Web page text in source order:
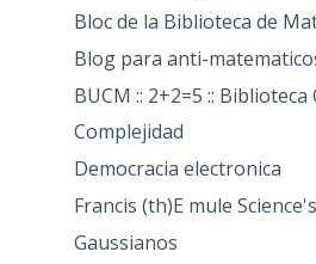
Bloc de la Biblioteca de
Blog para anti-
BUCM :: 2+2=5 ::
Complejidad
Democracia electronica
Francis (th)E mule
Gaussianos